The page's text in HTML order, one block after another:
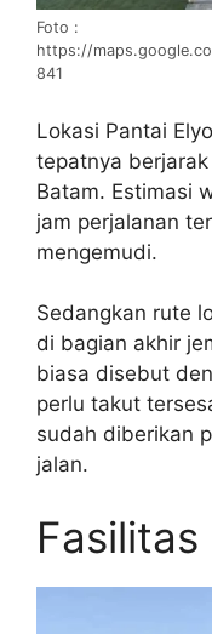
Foto :
https://
841
Lokasi Pantai
tepatnya
Batam. Estimasi
jam perjalanan
mengemudi.
Sedangkan rute
di bagian akhir
biasa disebut
perlu takut
sudah diberikan
jalan.
Fasilitas